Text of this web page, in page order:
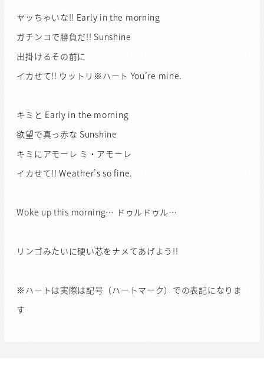
ヤッちゃいな!! Early in the morning
ガチンコで勝負だ!! Sunshine
出掛けるその前に
イカせて!! ウットリ※ハート You’re mine.
キミと Early in the morning
欲望で真っ赤な Sunshine
キミにアモーレ ミ・アモーレ
イカせて!! Weather’s so fine.
Woke up this morning… ドゥルドゥル…
リンゴみたいに硬い芯をナメてあげよう!!
※ハートは実際は記号（ハートマーク）での表記になりま
す